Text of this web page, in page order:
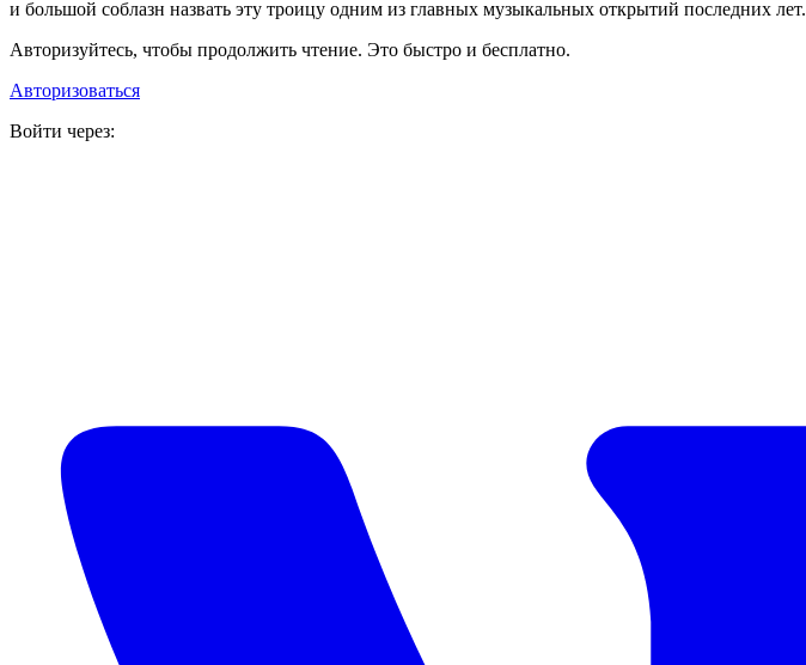
и большой соблазн назвать эту троицу одним из главных музыкальных открытий последних лет.
Авторизуйтесь, чтобы продолжить чтение. Это быстро и бесплатно.
Авторизоваться
Войти через: